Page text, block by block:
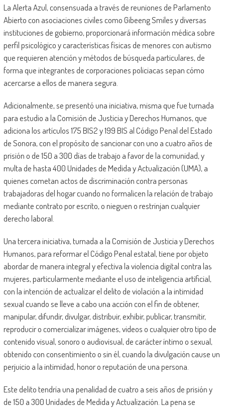
La Alerta Azul, consensuada a través de reuniones de Parlamento
Abierto con asociaciones civiles como Gibeeng Smiles y diversas
instituciones de gobierno, proporcionará información médica sobre
perfil psicológico y características físicas de menores con autismo
que requieren atención y métodos de búsqueda particulares, de
forma que integrantes de corporaciones policiacas sepan cómo
acercarse a ellos de manera segura.
Adicionalmente, se presentó una iniciativa, misma que fue turnada
para estudio a la Comisión de Justicia y Derechos Humanos, que
adiciona los artículos 175 BIS2 y 199 BIS al Código Penal del Estado
de Sonora, con el propósito de sancionar con uno a cuatro años de
prisión o de 150 a 300 días de trabajo a favor de la comunidad, y
multa de hasta 400 Unidades de Medida y Actualización (UMA), a
quienes cometan actos de discriminación contra personas
trabajadoras del hogar cuando no formalicen la relación de trabajo
mediante contrato por escrito, o nieguen o restrinjan cualquier
derecho laboral.
Una tercera iniciativa, turnada a la Comisión de Justicia y Derechos
Humanos, para reformar el Código Penal estatal, tiene por objeto
abordar de manera integral y efectiva la violencia digital contra las
mujeres, particularmente mediante el uso de inteligencia artificial,
con la intención de actualizar el delito de violación a la intimidad
sexual cuando se lleve a cabo una acción con el fin de obtener,
manipular, difundir, divulgar, distribuir, exhibir, publicar, transmitir,
reproducir o comercializar imágenes, videos o cualquier otro tipo de
contenido visual, sonoro o audiovisual, de carácter íntimo o sexual,
obtenido con consentimiento o sin él, cuando la divulgación cause un
perjuicio a la intimidad, honor o reputación de una persona.
Este delito tendría una penalidad de cuatro a seis años de prisión y
de 150 a 300 Unidades de Medida y Actualización. La pena se